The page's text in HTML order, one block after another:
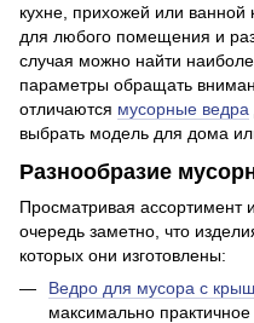
кухне, прихожей или ванной
для любого помещения и
случая можно найти
параметры обращать
отличаются мусорные ведра
выбрать модель для дома
Разнообразие
Просматривая ассортимент
очередь заметно, что
которых они изготовлены:
Ведро для мусора с
максимально